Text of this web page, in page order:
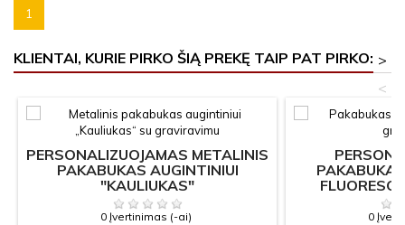
1
KLIENTAI, KURIE PIRKO ŠIĄ PREKĘ TAIP PAT PIRKO: >
<
PERSONALIZUOJAMAS METALINIS
PAKABUKAS AUGINTINIUI
"KAULIUKAS"
0 Įvertinimas (-ai) 0